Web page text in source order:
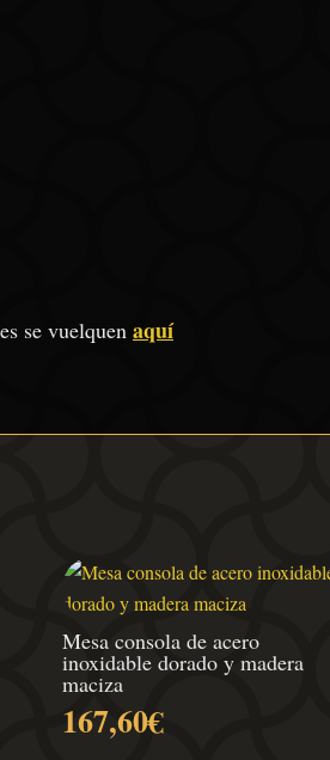
se vuelquen aquí
Mesa consola de acero
inoxidable dorado y madera
maciza
167,60€